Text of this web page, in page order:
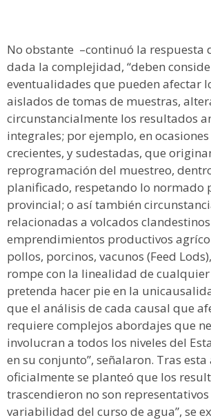
No obstante –continuó la respuesta
dada la complejidad, “deben
eventualidades que pueden afectar
aislados de tomas de muestras,
circunstancialmente los resultados
integrales; por ejemplo, en
crecientes, y sudestadas, que
reprogramación del muestreo,
planificado, respetando lo normado
provincial; o así también
relacionadas a volcados
emprendimientos productivos
pollos, porcinos, vacunos (Feed
rompe con la linealidad de
pretenda hacer pie en la
que el análisis de cada causal que
requiere complejos abordajes que
involucran a todos los niveles del
en su conjunto”, señalaron. Tras
oficialmente se planteó que los
trascendieron no son representativos
variabilidad del curso de agua”, se